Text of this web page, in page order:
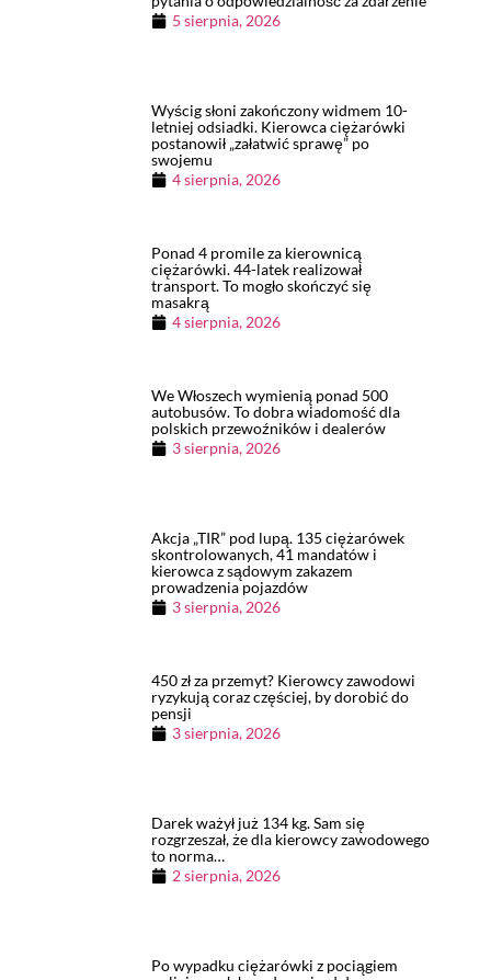
5 sierpnia, 2026
Wyścig słoni zakończony widmem 10-
letniej odsiadki. Kierowca ciężarówki
postanowił „załatwić sprawę” po
swojemu
4 sierpnia, 2026
Ponad 4 promile za kierownicą
ciężarówki. 44-latek realizował
transport. To mogło skończyć się
masakrą
4 sierpnia, 2026
We Włoszech wymienią ponad 500
autobusów. To dobra wiadomość dla
polskich przewoźników i dealerów
3 sierpnia, 2026
Akcja „TIR” pod lupą. 135 ciężarówek
skontrolowanych, 41 mandatów i
kierowca z sądowym zakazem
prowadzenia pojazdów
3 sierpnia, 2026
450 zł za przemyt? Kierowcy zawodowi
ryzykują coraz częściej, by dorobić do
pensji
3 sierpnia, 2026
Darek ważył już 134 kg. Sam się
rozgrzeszał, że dla kierowcy zawodowego
to norma…
2 sierpnia, 2026
Po wypadku ciężarówki z pociągiem